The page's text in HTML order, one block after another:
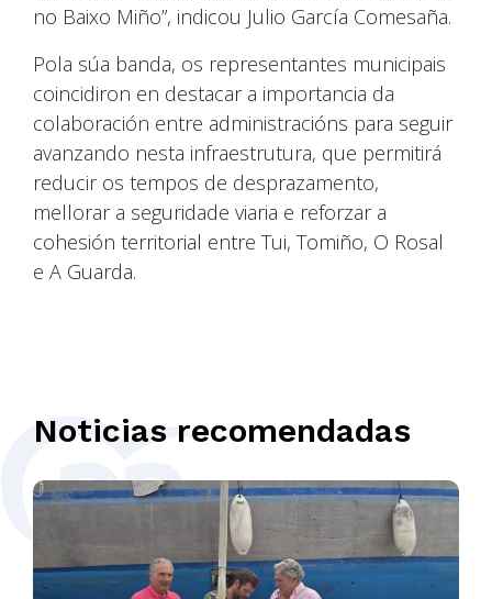
no Baixo Miño”, indicou Julio García Comesaña.
Pola súa banda, os representantes municipais
coincidiron en destacar a importancia da
colaboración entre administracións para seguir
avanzando nesta infraestrutura, que permitirá
reducir os tempos de desprazamento,
mellorar a seguridade viaria e reforzar a
cohesión territorial entre Tui, Tomiño, O Rosal
e A Guarda.
Noticias recomendadas